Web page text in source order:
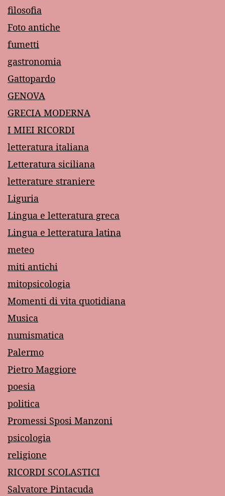
filosofia
Foto antiche
fumetti
gastronomia
Gattopardo
GENOVA
GRECIA MODERNA
I MIEI RICORDI
letteratura italiana
Letteratura siciliana
letterature straniere
Liguria
Lingua e letteratura greca
Lingua e letteratura latina
meteo
miti antichi
mitopsicologia
Momenti di vita quotidiana
Musica
numismatica
Palermo
Pietro Maggiore
poesia
politica
Promessi Sposi Manzoni
psicologia
religione
RICORDI SCOLASTICI
Salvatore Pintacuda